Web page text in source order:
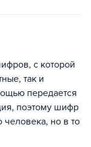
с которой
так и
передается
поэтому шифр
но в то